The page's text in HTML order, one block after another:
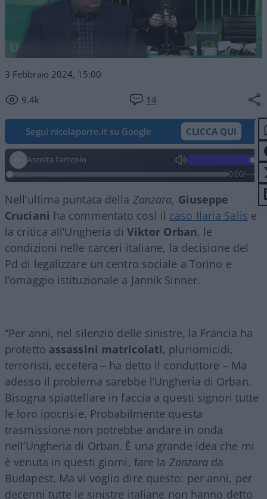
3 Febbraio 2024, 15:00
9.4k 14
Segui nicolaporro.it su Google CLICCA QUI
Ascolta l'articolo
0:00/--:--
Nell’ultima puntata della Zanzara, Giuseppe
Cruciani ha commentato così il caso Ilaria Salis e
la critica all’Ungheria di Viktor Orban, le
condizioni nelle carceri italiane, la decisione del
Pd di legalizzare un centro sociale a Torino e
l’omaggio istituzionale a Jannik Sinner.
“Per anni, nel silenzio delle sinistre, la Francia ha
protetto assassini matricolati, pluriomicidi,
terroristi, eccetera – ha detto il conduttore – Ma
adesso il problema sarebbe l’Ungheria di Orban.
Bisogna spiattellare in faccia a questi signori tutte
le loro ipocrisie. Probabilmente questa
trasmissione non potrebbe andare in onda
nell’Ungheria di Orban. È una grande idea che mi
è venuta in questi giorni, fare la Zanzara da
Budapest. Ma vi voglio dire questo: per anni, per
decenni tutte le sinistre italiane non hanno detto